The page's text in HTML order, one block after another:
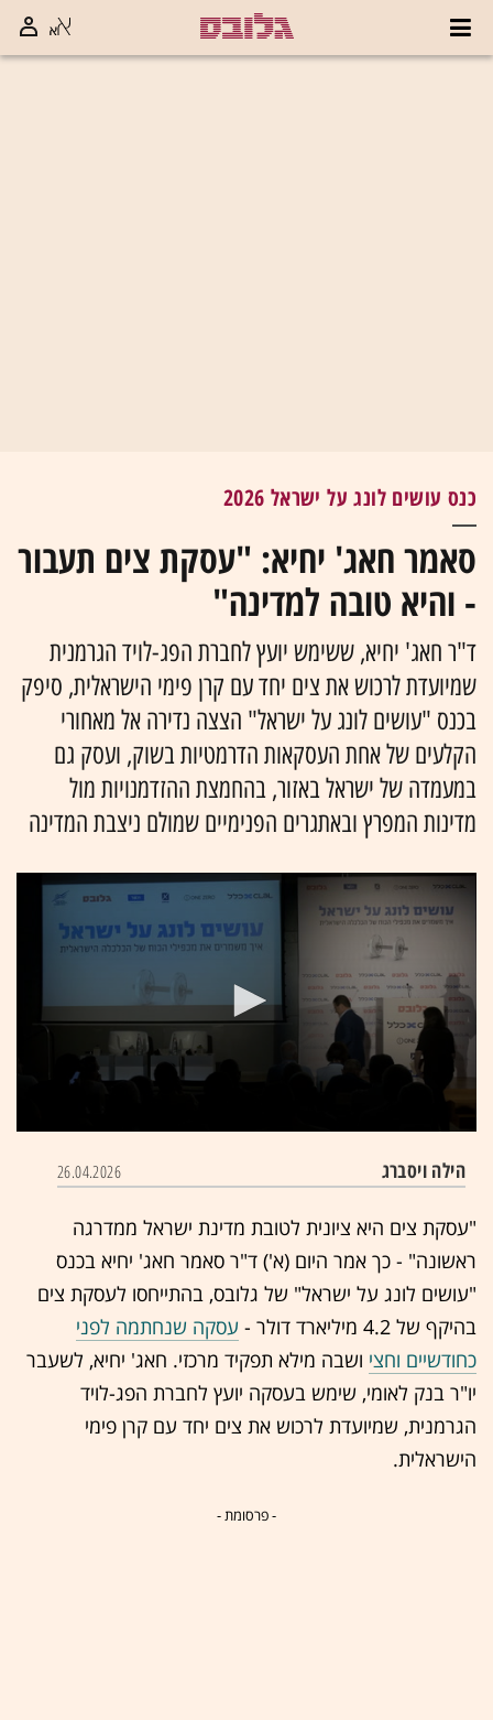
כנס עושים לונג על ישראל 2026
סאמר חאג' יחיא: "עסקת צים תעבור
- והיא טובה למדינה"
ד"ר חאג' יחיא, ששימש יועץ לחברת הפג-לויד הגרמנית
שמיועדת לרכוש את צים יחד עם קרן פימי הישראלית, סיפק
בכנס "עושים לונג על ישראל" הצצה נדירה אל מאחורי
הקלעים של אחת העסקאות הדרמטיות בשוק, ועסק גם
במעמדה של ישראל באזור, בהחמצת ההזדמנויות מול
מדינות המפרץ ובאתגרים הפנימיים שמולם ניצבת המדינה
הילה ויסברג 26.04.2026
"עסקת צים היא ציונית לטובת מדינת ישראל ממדרגה
ראשונה" - כך אמר היום (א') ד"ר סאמר חאג' יחיא בכנס
"עושים לונג על ישראל" של גלובס, בהתייחסו לעסקת צים
בהיקף של 4.2 מיליארד דולר -
עסקה שנחתמה לפני
כחודשיים וחצי ושבה מילא תפקיד מרכזי. חאג' יחיא, לשעבר
יו"ר בנק לאומי, שימש בעסקה יועץ לחברת הפג-לויד
הגרמנית, שמיועדת לרכוש את צים יחד עם קרן פימי
הישראלית.
- פרסומת -